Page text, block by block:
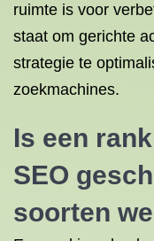
ruimte is voor
staat om gerichte
strategie te
zoekmachines.
Is een
SEO
soorten